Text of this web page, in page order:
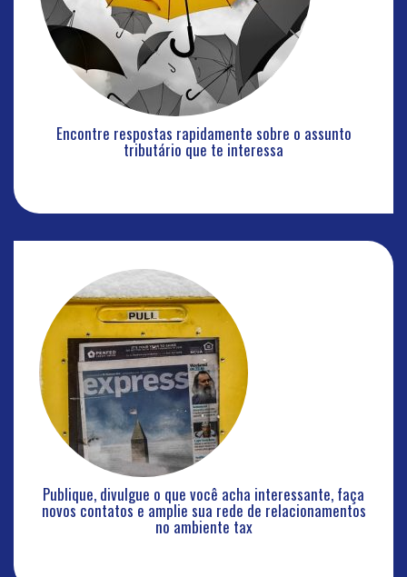
Encontre respostas rapidamente sobre o assunto
tributário que te interessa
Publique, divulgue o que você acha interessante, faça
novos contatos e amplie sua rede de relacionamentos
no ambiente tax